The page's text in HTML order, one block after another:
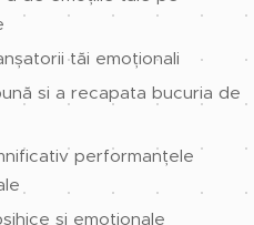
tăi emoționali
si a recapata bucuria de
performanțele
si emotionale